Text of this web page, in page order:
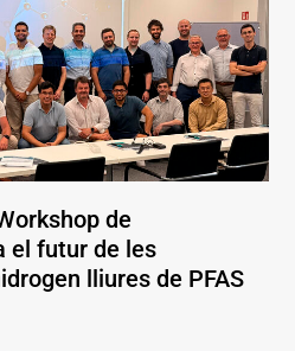
de
el futur de les
lliures de PFAS